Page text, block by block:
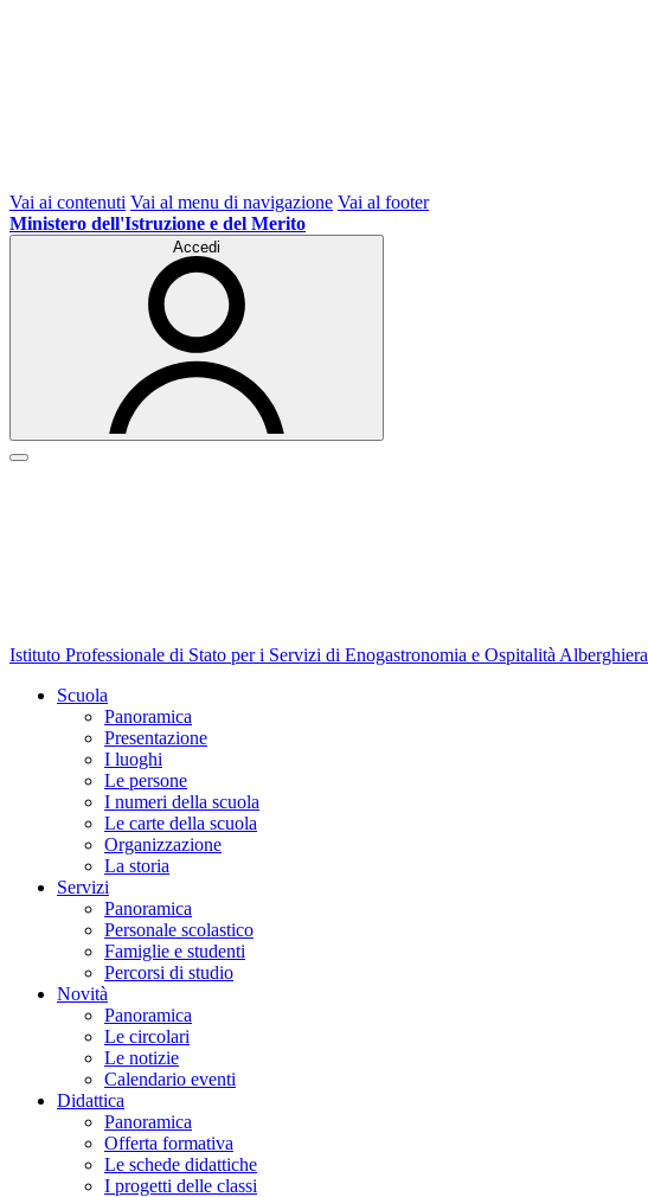
Vai ai contenuti Vai al menu di navigazione Vai al footer
Ministero dell'Istruzione e del Merito
Accedi
Istituto Professionale di Stato per i Servizi di Enogastronomia e Ospitalità Alberghiera
Scuola
Panoramica
Presentazione
I luoghi
Le persone
I numeri della scuola
Le carte della scuola
Organizzazione
La storia
Servizi
Panoramica
Personale scolastico
Famiglie e studenti
Percorsi di studio
Novità
Panoramica
Le circolari
Le notizie
Calendario eventi
Didattica
Panoramica
Offerta formativa
Le schede didattiche
I progetti delle classi